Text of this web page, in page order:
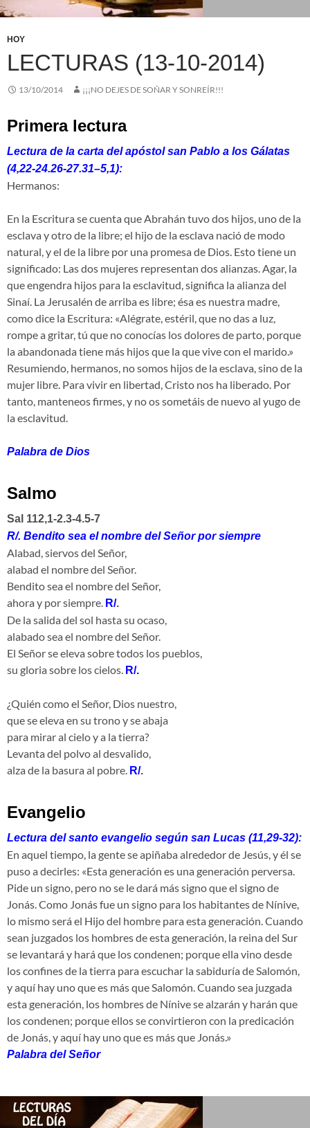
HOY
LECTURAS (13-10-2014)
13/10/2014 ¡¡¡NO DEJES DE SOÑAR Y SONREÍR!!!
Primera lectura
Lectura de la carta del apóstol san Pablo a los Gálatas
(4,22-24.26-27.31–5,1):
Hermanos:
En la Escritura se cuenta que Abrahán tuvo dos hijos, uno de la
esclava y otro de la libre; el hijo de la esclava nació de modo
natural, y el de la libre por una promesa de Dios. Esto tiene un
significado: Las dos mujeres representan dos alianzas. Agar, la
que engendra hijos para la esclavitud, significa la alianza del
Sinaí. La Jerusalén de arriba es libre; ésa es nuestra madre,
como dice la Escritura: «Alégrate, estéril, que no das a luz,
rompe a gritar, tú que no conocías los dolores de parto, porque
la abandonada tiene más hijos que la que vive con el marido.»
Resumiendo, hermanos, no somos hijos de la esclava, sino de la
mujer libre. Para vivir en libertad, Cristo nos ha liberado. Por
tanto, manteneos firmes, y no os sometáis de nuevo al yugo de
la esclavitud.
Palabra de Dios
Salmo
Sal 112,1-2.3-4.5-7
R/. Bendito sea el nombre del Señor por siempre
Alabad, siervos del Señor,
alabad el nombre del Señor.
Bendito sea el nombre del Señor,
ahora y por siempre. R/.
De la salida del sol hasta su ocaso,
alabado sea el nombre del Señor.
El Señor se eleva sobre todos los pueblos,
su gloria sobre los cielos. R/.
¿Quién como el Señor, Dios nuestro,
que se eleva en su trono y se abaja
para mirar al cielo y a la tierra?
Levanta del polvo al desvalido,
alza de la basura al pobre. R/.
Evangelio
Lectura del santo evangelio según san Lucas (11,29-32):
En aquel tiempo, la gente se apiñaba alrededor de Jesús, y él se
puso a decirles: «Esta generación es una generación perversa.
Pide un signo, pero no se le dará más signo que el signo de
Jonás. Como Jonás fue un signo para los habitantes de Nínive,
lo mismo será el Hijo del hombre para esta generación. Cuando
sean juzgados los hombres de esta generación, la reina del Sur
se levantará y hará que los condenen; porque ella vino desde
los confines de la tierra para escuchar la sabiduría de Salomón,
y aquí hay uno que es más que Salomón. Cuando sea juzgada
esta generación, los hombres de Nínive se alzarán y harán que
los condenen; porque ellos se convirtieron con la predicación
de Jonás, y aquí hay uno que es más que Jonás.»
Palabra del Señor